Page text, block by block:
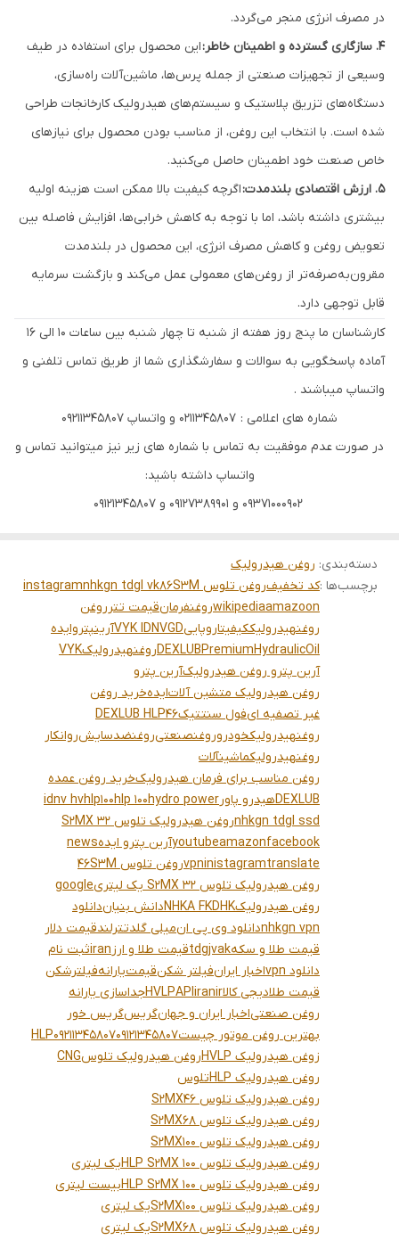
در مصرف انرژی منجر می‌گردد.
۴. سازگاری گسترده و اطمینان خاطر:
این محصول برای استفاده در طیف
وسیعی از تجهیزات صنعتی از جمله پرس‌ها، ماشین‌آلات راه‌سازی،
دستگاه‌های تزریق پلاستیک و سیستم‌های هیدرولیک کارخانجات طراحی
شده است. با انتخاب این روغن، از مناسب بودن محصول برای نیازهای
خاص صنعت خود اطمینان حاصل می‌کنید.
۵. ارزش اقتصادی بلندمدت:
اگرچه کیفیت بالا ممکن است هزینه اولیه
بیشتری داشته باشد، اما با توجه به کاهش خرابی‌ها، افزایش فاصله بین
تعویض روغن و کاهش مصرف انرژی، این محصول در بلندمدت
مقرون‌به‌صرفه‌تر از روغن‌های معمولی عمل می‌کند و بازگشت سرمایه
قابل توجهی دارد.
کارشناسان ما پنج روز هفته از شنبه تا چهار شنبه بین ساعات 10 الی 16
آماده پاسخگویی به سوالات و سفارشگذاری شما از طریق تماس تلفنی و
واتساپ میباشند .
شماره های اعلامی : 0211345807 و واتساپ 09211345807
در صورت عدم موفقیت به تماس با شماره های زیر نیز میتوانید تماس و
واتساپ داشته باشید:
09371000902 و 09127389901 و 09121345807
دسته‌بندی: روغن هیدرولیک
برچسب‌ها :کد تخفیفروغن تلوس 86S3M nhkgn tdgl vk
instagram
amazoon
wikipediaروغنفرمانقیمت تترروغن
روغنهیدرولیککیفیتاروپاییVYK IDNVGDآرینپتروایده
DEXLUBPremiumHydraulicOilروغنهیدرولیکVYK
آرین پترو روغن هیدرولیکآرین پترو
روغن هیدرولیک متشین آلاتایدهخرید روغن
غیر تصفیه ایفول سنتتیکDEXLUB HLP46
روغنهیدرولیکخودروروغنصنعتیروغنضدسایشروانکار
روغنهیدرولیکماشینآلات
روغن مناسب برای فرمان هیدرولیکخرید روغن عمده
DEXLUBهیدرو پاورhydro power
hlp 100
hlp100
idnv hv
nhkgn tdgl ssdروغن هیدرولیک تلوس S2MX 32
facebook
amazon
youtubeآرین پترو ایدهnews
translate
inistagram
vpnروغن تلوس 46S3M
روغن هیدرولیک تلوس S2MX 32 یک لیتری
google
روغن هیدرولیکNHKA FKDHKدانش بنیاندانلود
nhkgn vpnدانلود وی پی انمیلی گلدتترلندقیمت دلار
قیمت طلا و سکهtdgjvakقیمت طلا و ارزiranثبت نام
دانلود vpn
اخبار ایرانفیلتر شکنقیمتیارانهفیلترشکن
قیمت طلادیجی کالاiranir
API
HVLPجداسازی یارانه
روغن صنعتیاخبار ایران و جهانگریسگریس خور
بهترین روغن موتور چیست09121345807
09211345807
HLP
زوغن هیدرولیک HVLP
روغن هیدرولیک تلوسCNG
روغن هیدرولیک HLP
تلوس
روغن هیدرولیک تلوس S2MX46
روغن هیدرولیک تلوس S2MX68
روغن هیدرولیک تلوس S2MX100
روغن هیدرولیک تلوس HLP S2MX 100یک لیتری
روغن هیدرولیک تلوس HLP S2MX 100بیست لیتری
روغن هیدرولیک تلوس S2MX100یک لیتری
روغن هیدرولیک تلوس S2MX68یک لیتری